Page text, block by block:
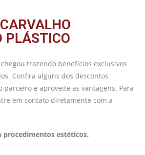
PLÁSTICO
chegou trazendo benefícios exclusivos
Confira alguns dos descontos
parceiro e aproveite as vantagens. Para
em contato diretamente com a
procedimentos estéticos.